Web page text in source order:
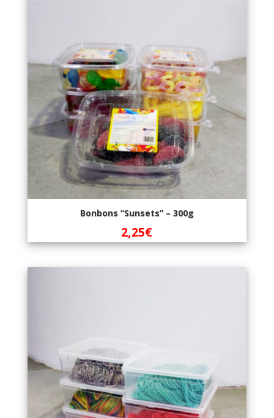
Bonbons “Sunsets” – 300g
2,25€